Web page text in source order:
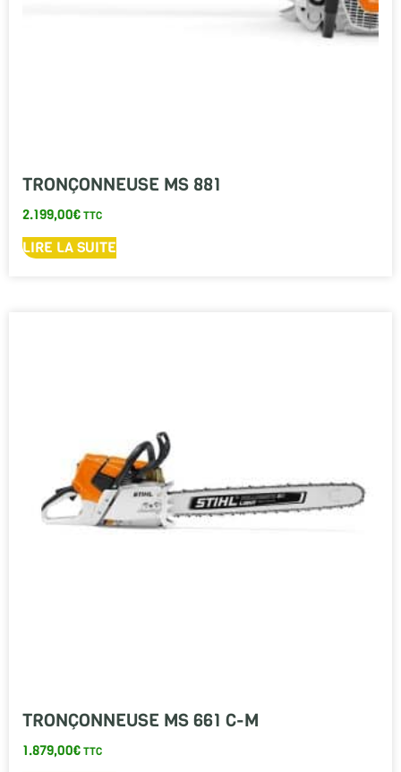
TRONÇONNEUSE MS 881
2.199,00€TTC
LIRE LA SUITE
TRONÇONNEUSE MS 661 C-M
1.879,00€TTC